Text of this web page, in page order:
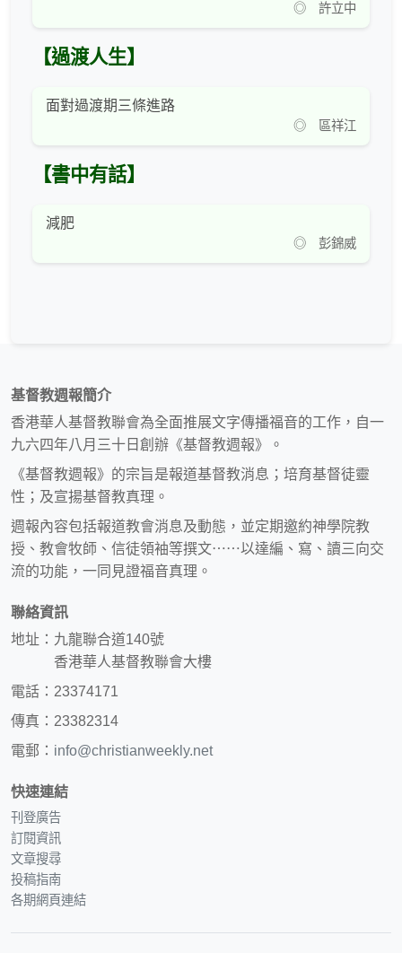
◎ 許立中
【過渡人生】
面對過渡期三條進路
◎ 區祥江
【書中有話】
減肥
◎ 彭錦威
基督教週報簡介
香港華人基督教聯會為全面推展文字傳播福音的工作，自一
九六四年八月三十日創辦《基督教週報》。
《基督教週報》的宗旨是報道基督教消息；培育基督徒靈
性；及宣揚基督教真理。
週報內容包括報道教會消息及動態，並定期邀約神學院教
授、教會牧師、信徒領袖等撰文⋯⋯以達編、寫、讀三向交
流的功能，一同見證福音真理。
聯絡資訊
地址：九龍聯合道140號
香港華人基督教聯會大樓
電話：23374171
傳真：23382314
電郵： info@christianweekly.net
快速連結
刊登廣告
訂閱資訊
文章搜尋
投稿指南
各期網頁連結